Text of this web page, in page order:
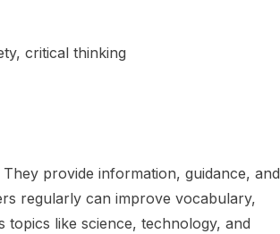
critical thinking
provide information, guidance, and
regularly can improve vocabulary,
topics like science, technology, and